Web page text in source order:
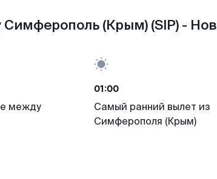
(Крым) (SIP) -
между
01:00
Самый ранний вылет из
Симферополя (Крым)